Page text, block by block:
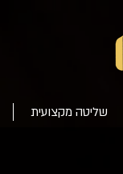
שליטה מקצועית